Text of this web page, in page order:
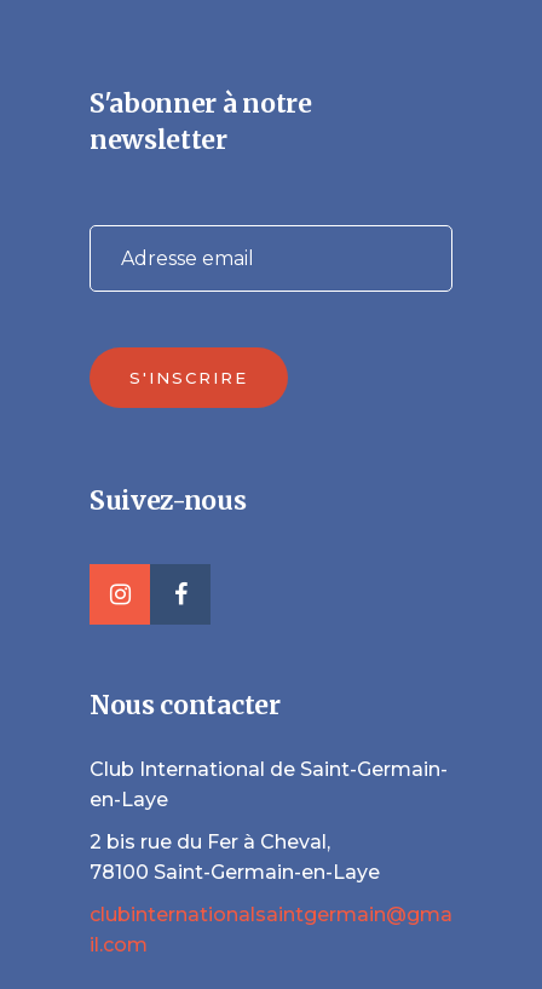
S'abonner à notre
newsletter
S'INSCRIRE
Suivez-nous
Nous contacter
Club International de Saint-Germain-
en-Laye
2 bis rue du Fer à Cheval,
78100 Saint-Germain-en-Laye
clubinternationalsaintgermain@gma
il.com